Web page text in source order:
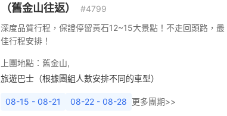
（舊金山往返）
#4799
深度品質行程，保證停留黃石12~15大景點！不走回頭路，最
佳行程安排！
上團地點： 舊金山,
旅遊巴士（根據團組人數安排不同的車型）
08-15 - 08-21 08-22 - 08-28 更多團期>>